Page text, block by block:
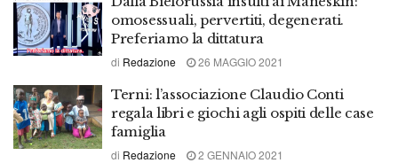
omosessuali, pervertiti, degenerati.
Preferiamo la dittatura
di Redazione 26 MAGGIO 2021
Terni: l’associazione Claudio Conti
regala libri e giochi agli ospiti delle case
famiglia
di Redazione 2 GENNAIO 2021